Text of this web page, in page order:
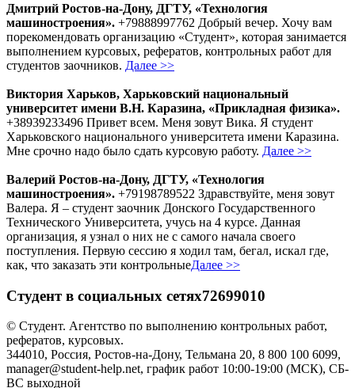
Дмитрий Ростов-на-Дону, ДГТУ, «Технология
машиностроения». +79888997762 Добрый вечер. Хочу вам
порекомендовать организацию «Студент», которая занимается
выполнением курсовых, рефератов, контрольных работ для
студентов заочников. Далее >>
Виктория Харьков, Харьковский национальный
университет имени В.Н. Каразина, «Прикладная физика».
+38939233496 Привет всем. Меня зовут Вика. Я студент
Харьковского национального университета имени Каразина.
Мне срочно надо было сдать курсовую работу. Далее >>
Валерий Ростов-на-Дону, ДГТУ, «Технология
машиностроения». +79198789522 Здравствуйте, меня зовут
Валера. Я – студент заочник Донского Государственного
Технического Университета, учусь на 4 курсе. Данная
организация, я узнал о них не с самого начала своего
поступления. Первую сессию я ходил там, бегал, искал где,
как, что заказать эти контрольныеДалее >>
Студент в социальных сетях72699010
© Студент. Агентство по выполнению контрольных работ,
рефератов, курсовых.
344010, Россия, Ростов-на-Дону, Тельмана 20, 8 800 100 6099,
manager@student-help.net, график работ 10:00-19:00 (МСК), СБ-
ВС выходной